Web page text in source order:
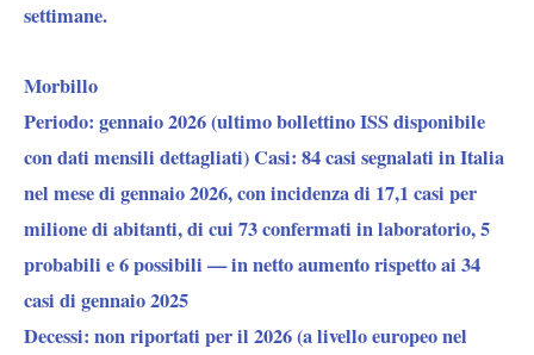
settimane.
Morbillo
Periodo: gennaio 2026 (ultimo bollettino ISS disponibile
con dati mensili dettagliati)Casi: 84 casi segnalati in Italia
nel mese di gennaio 2026, con incidenza di 17,1 casi per
milione di abitanti, di cui 73 confermati in laboratorio, 5
probabili e 6 possibili — in netto aumento rispetto ai 34
casi di gennaio 2025
Decessi: non riportati per il 2026 (a livello europeo nel